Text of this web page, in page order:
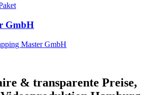
GmbH
Master GmbH
& transparente Preise,